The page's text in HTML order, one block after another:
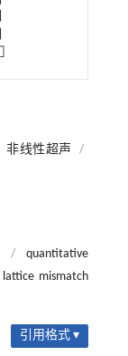
非线性超声
/
/
quantitative
lattice mismatch
引用格式 ▾